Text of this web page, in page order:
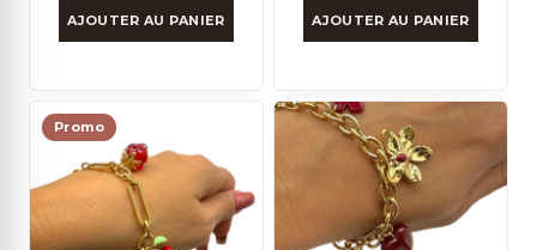
AJOUTER AU PANIER AJOUTER AU PANIER
Promo